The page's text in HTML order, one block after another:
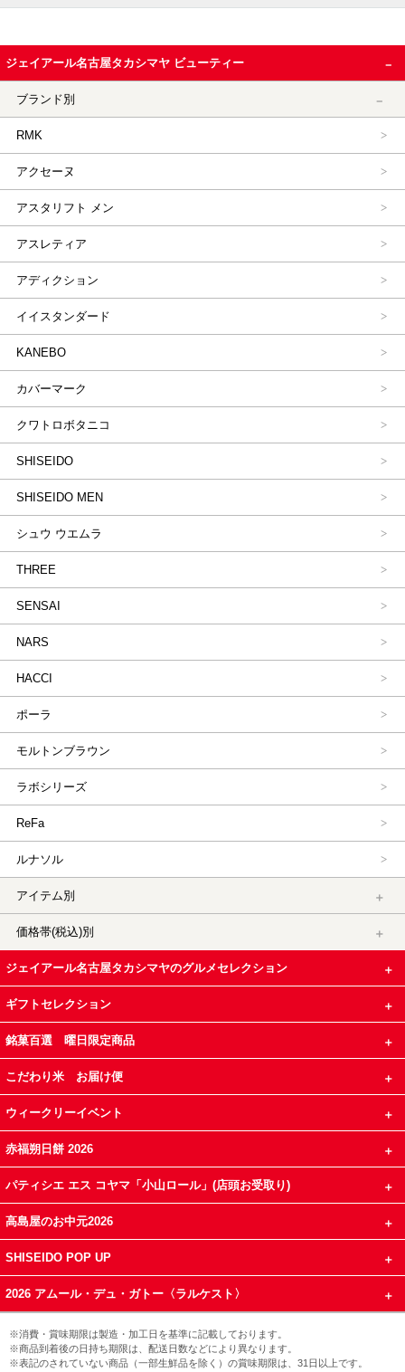
ジェイアール名古屋タカシマヤ ビューティー
ブランド別
RMK
アクセーヌ
アスタリフト メン
アスレティア
アディクション
イイスタンダード
KANEBO
カバーマーク
クワトロボタニコ
SHISEIDO
SHISEIDO MEN
シュウ ウエムラ
THREE
SENSAI
NARS
HACCI
ポーラ
モルトンブラウン
ラボシリーズ
ReFa
ルナソル
アイテム別
価格帯(税込)別
ジェイアール名古屋タカシマヤのグルメセレクション
ギフトセレクション
銘菓百選 曜日限定商品
こだわり米 お届け便
ウィークリーイベント
赤福朔日餅 2026
パティシエ エス コヤマ「小山ロール」(店頭お受取り)
高島屋のお中元2026
SHISEIDO POP UP
2026 アムール・デュ・ガトー〈ラルケスト〉
※消費・賞味期限は製造・加工日を基準に記載しております。
※商品到着後の日持ち期限は、配送日数などにより異なります。
※表記のされていない商品（一部生鮮品を除く）の賞味期限は、31日以上です。